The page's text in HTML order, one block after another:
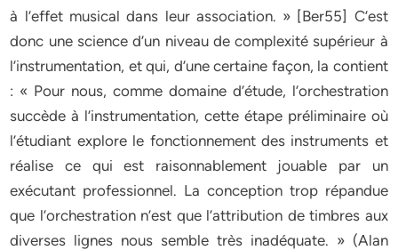
à l’effet musical dans leur association. » [Ber55] C’est
donc une science d’un niveau de complexité supérieur à
l’instrumentation, et qui, d’une certaine façon, la contient
: « Pour nous, comme domaine d’étude, l’orchestration
succède à l’instrumentation, cette étape préliminaire où
l’étudiant explore le fonctionnement des instruments et
réalise ce qui est raisonnablement jouable par un
exécutant professionnel. La conception trop répandue
que l’orchestration n’est que l’attribution de timbres aux
diverses lignes nous semble très inadéquate. » (Alan